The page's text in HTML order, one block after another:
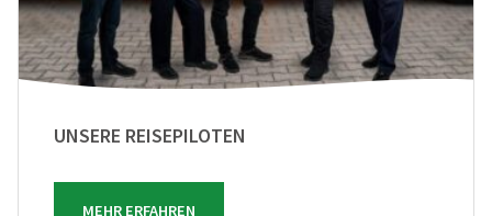
UNSERE REISEPILOTEN
MEHR ERFAHREN